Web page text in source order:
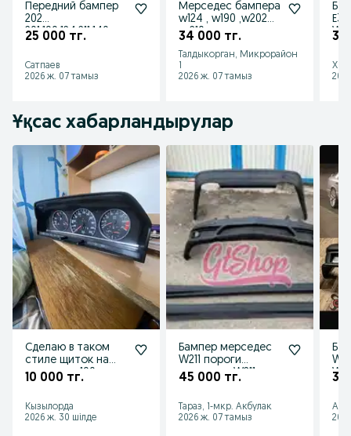
Передний бампер
202
201,190,124,211,140
25 000 тг.
Сатпаев
2026 ж. 07 тамыз
Мерседес бампера
w124 , w190 ,w202
,w210
34 000 тг.
Талдыкорган, Микрорайон
1
2026 ж. 07 тамыз
30
Ұқсас хабарландырулар
Сделаю в таком
стиле щиток на
мерседес 190
10 000 тг.
Кызылорда
2026 ж. 30 шілде
Бампер мерседес
W211 пороги
мерседес W211
45 000 тг.
Тараз, 1-мкр. Акбулак
2026 ж. 07 тамыз
35